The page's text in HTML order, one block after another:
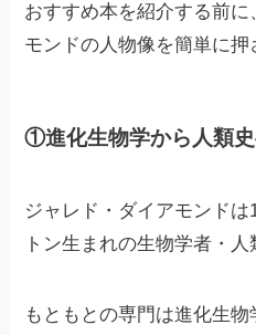
おすすめ本を紹介する前
モンドの人物像を簡単に押
①進化生物学から人類
ジャレド・ダイアモンド
トン生まれの生物学者・人
もともとの専門は進化生